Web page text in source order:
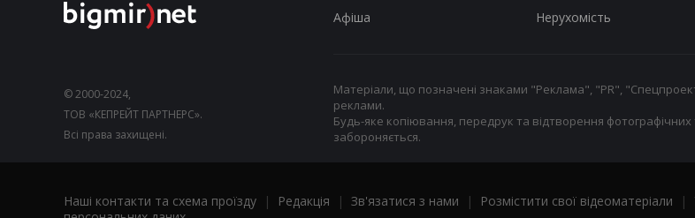
© 2000-2024,
ТОВ «КЕПРЕЙТ ПАРТНЕРС».
Всі права захищені.
Афіша Нерухомість
Матеріали, що позначені знаками "Реклама", "PR",
реклами.
Будь-яке копіювання, передрук та відтворення
забороняється.
Наші контакти та схема проїзду | Редакція | Зв'язатися з нами | Розмістити свої відеоматеріали |